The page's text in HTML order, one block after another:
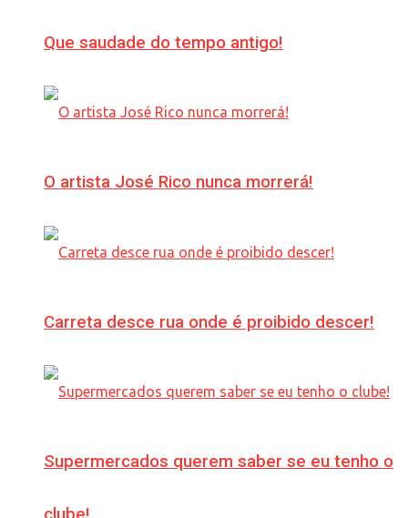
Que saudade do tempo antigo!
O artista José Rico nunca morrerá!
Carreta desce rua onde é proibido descer!
Supermercados querem saber se eu tenho o